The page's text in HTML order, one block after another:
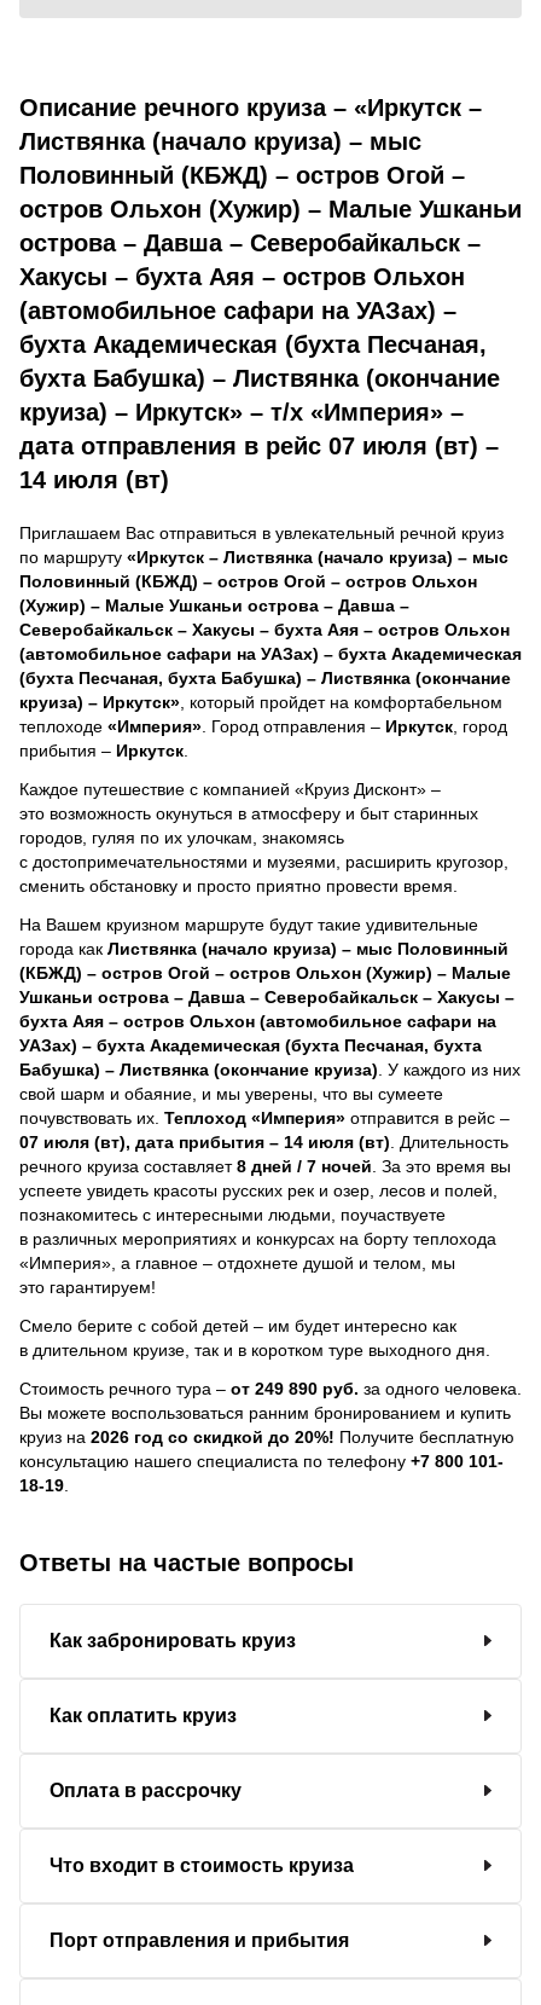
Описание речного круиза – «Иркутск –
Листвянка (начало круиза) – мыс
Половинный (КБЖД) – остров Огой –
остров Ольхон (Хужир) – Малые Ушканьи
острова – Давша – Северобайкальск –
Хакусы – бухта Аяя – остров Ольхон
(автомобильное сафари на УАЗах) –
бухта Академическая (бухта Песчаная,
бухта Бабушка) – Листвянка (окончание
круиза) – Иркутск» – т/х «Империя» –
дата отправления в рейс 07 июля (вт) –
14 июля (вт)
Приглашаем Вас отправиться в увлекательный речной круиз
по маршруту «Иркутск – Листвянка (начало круиза) – мыс
Половинный (КБЖД) – остров Огой – остров Ольхон
(Хужир) – Малые Ушканьи острова – Давша –
Северобайкальск – Хакусы – бухта Аяя – остров Ольхон
(автомобильное сафари на УАЗах) – бухта Академическая
(бухта Песчаная, бухта Бабушка) – Листвянка (окончание
круиза) – Иркутск» , который пройдет на комфортабельном
теплоходе «Империя» . Город отправления – Иркутск , город
прибытия – Иркутск
Каждое путешествие с компанией «Круиз Дисконт» –
это возможность окунуться в атмосферу и быт старинных
городов, гуляя по их улочкам, знакомясь
с достопримечательностями и музеями, расширить кругозор,
сменить обстановку и просто приятно провести время.
На Вашем круизном маршруте будут такие удивительные
города как Листвянка (начало круиза) – мыс Половинный
(КБЖД) – остров Огой – остров Ольхон (Хужир) – Малые
Ушканьи острова – Давша – Северобайкальск – Хакусы –
бухта Аяя – остров Ольхон (автомобильное сафари на
УАЗах) – бухта Академическая (бухта Песчаная, бухта
Бабушка) – Листвянка (окончание круиза) . У каждого из них
свой шарм и обаяние, и мы уверены, что вы сумеете
почувствовать их. Теплоход «Империя» отправится в рейс –
07 июля (вт), дата прибытия – 14 июля (вт) . Длительность
речного круиза составляет8 дней / 7 ночей За это время вы
успеете увидеть красоты русских рек и озер, лесов и полей,
познакомитесь с интересными людьми, поучаствуете
в различных мероприятиях и конкурсах на борту теплохода
«Империя», а главное – отдохнете душой и телом, мы
это гарантируем!
Смело берите с собой детей – им будет интересно как
в длительном круизе, так и в коротком туре выходного дня.
Стоимость речного тура – от 249 890 руб. за одного человека.
Вы можете воспользоваться ранним бронированием и купить
круиз на 2026 год со скидкой до 20%! Получите бесплатную
консультацию нашего специалиста по телефону +7 800 101-
18-19
Ответы на частые вопросы
Как забронировать круиз
Как оплатить круиз
Оплата в рассрочку
Что входит в стоимость круиза
Порт отправления и прибытия